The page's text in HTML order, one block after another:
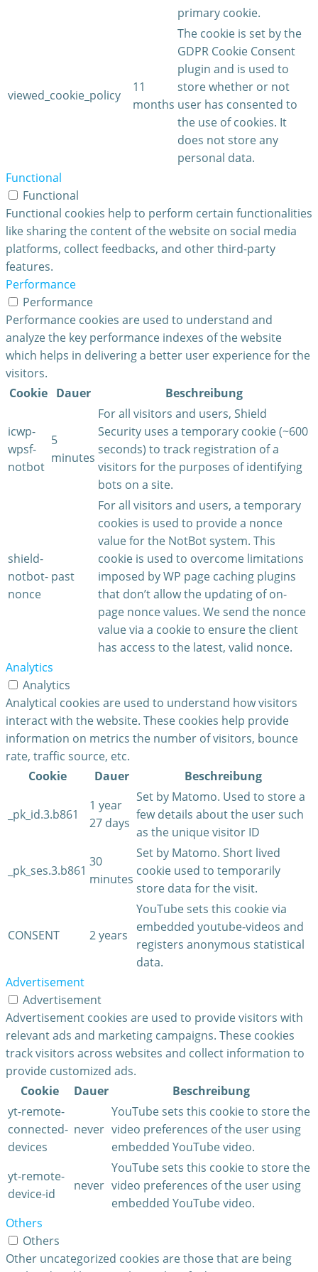
primary cookie.
viewed_cookie_policy
11
months
The cookie is set by the
GDPR Cookie Consent
plugin and is used to
store whether or not
user has consented to
the use of cookies. It
does not store any
personal data.
Functional
Functional
Functional cookies help to perform certain functionalities
like sharing the content of the website on social media
platforms, collect feedbacks, and other third-party
features.
Performance
Performance
Performance cookies are used to understand and
analyze the key performance indexes of the website
which helps in delivering a better user experience for the
visitors.
Cookie
Dauer Beschreibung
icwp-
wpsf-
notbot
5
minutes
For all visitors and users, Shield
Security uses a temporary cookie (~600
seconds) to track registration of a
visitors for the purposes of identifying
bots on a site.
shield-
notbot-
nonce
past
For all visitors and users, a temporary
cookies is used to provide a nonce
value for the NotBot system. This
cookie is used to overcome limitations
imposed by WP page caching plugins
that don’t allow the updating of on-
page nonce values. We send the nonce
value via a cookie to ensure the client
has access to the latest, valid nonce.
Analytics
Analytics
Analytical cookies are used to understand how visitors
interact with the website. These cookies help provide
information on metrics the number of visitors, bounce
rate, traffic source, etc.
Cookie
Dauer Beschreibung
_pk_id.3.b861
1 year
27 days
Set by Matomo. Used to store a
few details about the user such
as the unique visitor ID
_pk_ses.3.b861
30
minutes
Set by Matomo. Short lived
cookie used to temporarily
store data for the visit.
CONSENT 2 years
YouTube sets this cookie via
embedded youtube-videos and
registers anonymous statistical
data.
Advertisement
Advertisement
Advertisement cookies are used to provide visitors with
relevant ads and marketing campaigns. These cookies
track visitors across websites and collect information to
provide customized ads.
Cookie
Dauer
Beschreibung
yt-remote-
connected-
devices
never
YouTube sets this cookie to store the
video preferences of the user using
embedded YouTube video.
yt-remote-
device-id
never
YouTube sets this cookie to store the
video preferences of the user using
embedded YouTube video.
Others
Others
Other uncategorized cookies are those that are being